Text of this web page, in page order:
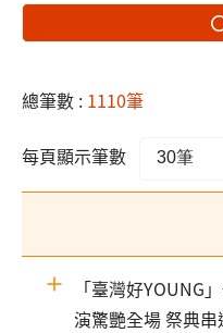
總筆數 : 1110筆
每頁顯示筆數
「臺灣好YOUNG
演驚艷全場 祭典